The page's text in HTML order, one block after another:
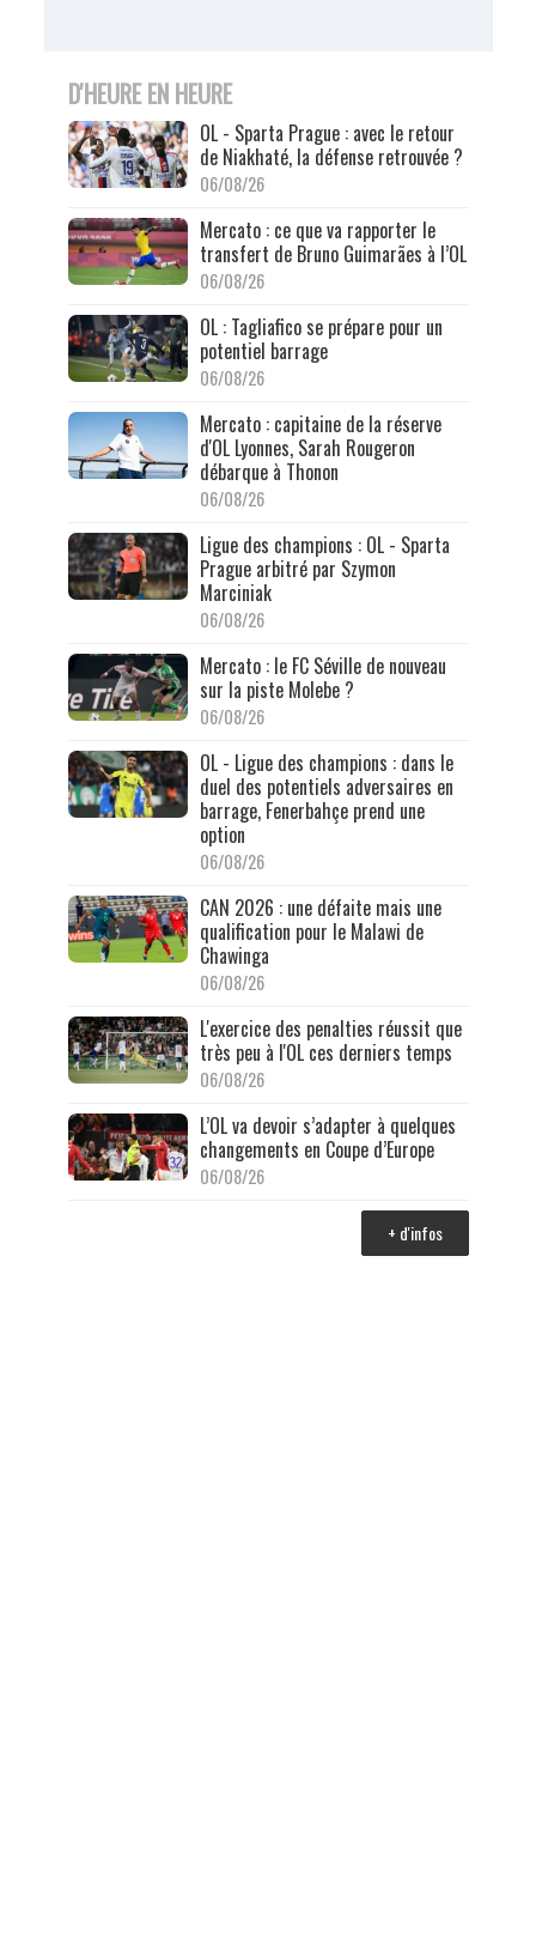
D'HEURE EN HEURE
OL - Sparta Prague : avec le retour
de Niakhaté, la défense retrouvée ?
06/08/26
Mercato : ce que va rapporter le
transfert de Bruno Guimarães à l’OL
06/08/26
OL : Tagliafico se prépare pour un
potentiel barrage
06/08/26
Mercato : capitaine de la réserve
d'OL Lyonnes, Sarah Rougeron
débarque à Thonon
06/08/26
Ligue des champions : OL - Sparta
Prague arbitré par Szymon
Marciniak
06/08/26
Mercato : le FC Séville de nouveau
sur la piste Molebe ?
06/08/26
OL - Ligue des champions : dans le
duel des potentiels adversaires en
barrage, Fenerbahçe prend une
option
06/08/26
CAN 2026 : une défaite mais une
qualification pour le Malawi de
Chawinga
06/08/26
L'exercice des penalties réussit que
très peu à l'OL ces derniers temps
06/08/26
L’OL va devoir s’adapter à quelques
changements en Coupe d’Europe
06/08/26
+ d'infos